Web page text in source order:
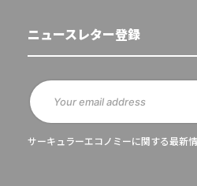
ニュースレター登録
サーキュラーエコノミーに関する最新情